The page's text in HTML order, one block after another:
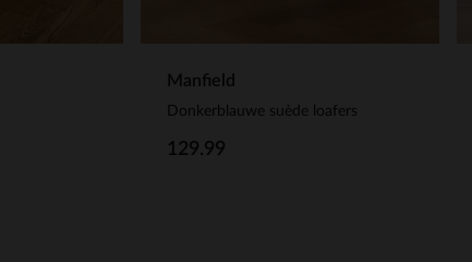
Manfield
Donkerblauwe suède loafers
129.99